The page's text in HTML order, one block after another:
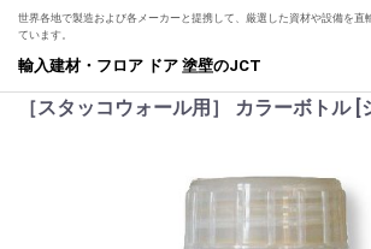
世界各地で製造および各メーカーと提携して、厳選した資材や設備を直
ています。
輸入建材・フロア ドア 塗壁のJCT
［スタッコウォール用］ カラーボトル [